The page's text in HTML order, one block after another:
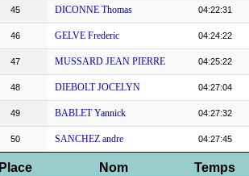
Place Nom Temps
45 DICONNE Thomas 04:22:31
46 GELVE Frederic 04:24:22
47 MUSSARD JEAN PIERRE 04:25:22
48 DIEBOLT JOCELYN 04:27:04
49 BABLET Yannick 04:27:32
50 SANCHEZ andre 04:27:45